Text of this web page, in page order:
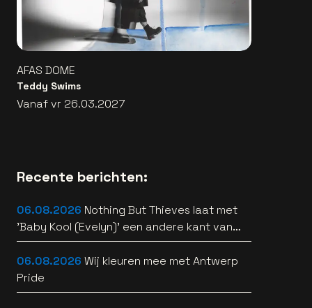
AFAS DOME
Teddy Swims
Vanaf vr 26.03.2027
Recente berichten:
06.08.2026 Nothing But Thieves laat met
'Baby Kool (Evelyn)' een andere kant van
zich horen [video]
06.08.2026 Wij kleuren mee met Antwerp
Pride